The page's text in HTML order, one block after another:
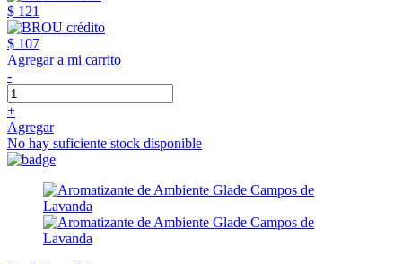
$ 121
$ 107
Agregar a mi carrito
-
+
Agregar
No hay suficiente stock disponible